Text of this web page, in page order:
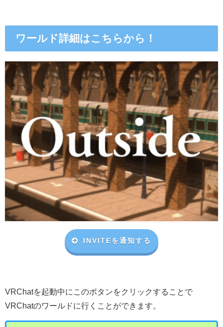
ワールド詳細はこちらから！
INVITEを通知する
VRChatを起動中にこのボタンをクリックすることで
VRChatのワールドに行くことができます。